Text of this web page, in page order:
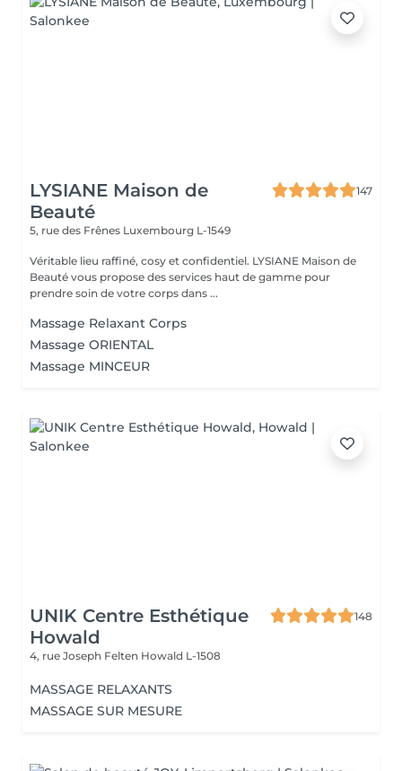
LYSIANE Maison de
Beauté
147
5, rue des Frênes Luxembourg L-1549
Véritable lieu raffiné, cosy et confidentiel. LYSIANE Maison de
Beauté vous propose des services haut de gamme pour
prendre soin de votre corps dans ...
Massage Relaxant Corps
Massage ORIENTAL
Massage MINCEUR
UNIK Centre Esthétique
Howald
148
4, rue Joseph Felten Howald L-1508
MASSAGE RELAXANTS
MASSAGE SUR MESURE